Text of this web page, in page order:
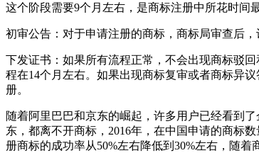
这个阶段需要9个月左右，是商标注册中所花时间
初审公告：对于申请注册的商标，商标局审查后
下发证书：如果所有流程正常，不会出现商标驳
程在14个月左右。如果出现商标复审或者商标异
册。
随着阿里巴巴和京东的崛起，许多用户已经看到
东，都离不开商标，2016年，在中国申请的商标
册商标的成功率从50%左右降低到30%左右，随